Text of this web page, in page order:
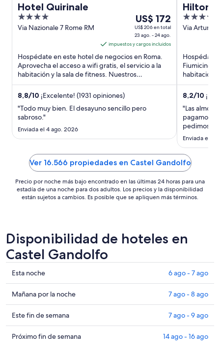
Hotel Quirinale
4
out
Via Nazionale 7 Rome RM
Del
23
ago
al
24
ago,
el
noche
US$ 172
US$ 172
US$ 206 en total
23 ago. - 24 ago.
impuestos y cargos incluidos
Hospédate en este hotel de negocios en Roma.
Aprovecha el acceso a wifi gratis, el servicio a la
habitación y la sala de fitness. Nuestros
huéspedes destacan ...
8,8/10 ¡Excelente! (1931 opiniones)
"Todo muy bien. El desayuno sencillo pero
sabroso."
Enviada el 4 ago. 2026
Hilton
4
out
Via Arturo
Hospédate
Fiumicino.
habitación
Nuestros
8,2/10
"Las
pagamos
pedimos
temprano
Enviada el 4
Ver 16.566 propiedades en Castel Gandolfo
Precio por noche más bajo encontrado en las últimas 24 horas para una
estadía de una noche para dos adultos. Los precios y la disponibilidad
están sujetos a cambios. Es posible que se apliquen más términos.
Disponibilidad de hoteles en
Castel Gandolfo
Ver
precios
de
propiedades
en
Castel
Gandolfo
Esta noche 6 ago - 7 ago
Ver
precios
de
propiedades
en
Mañana por la noche 7 ago - 8 ago
Ver
precios
de
Este fin de semana 7 ago - 9 ago
Ver
Próximo fin de semana 14 ago - 16 ago